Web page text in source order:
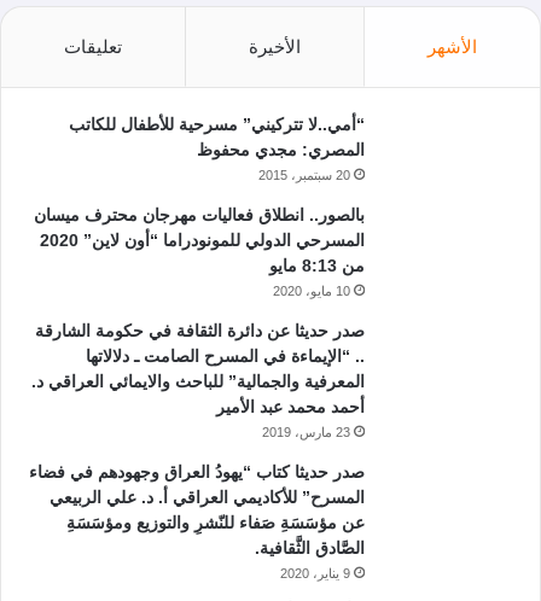
الأشهر الأخيرة تعليقات
“أمي..لا تتركيني” مسرحية للأطفال للكاتب
المصري: مجدي محفوظ
20 سبتمبر، 2015
بالصور.. انطلاق فعاليات مهرجان محترف ميسان
المسرحي الدولي للمونودراما “أون لاين” 2020
من 8:13 مايو
10 مايو، 2020
صدر حديثا عن دائرة الثقافة في حكومة الشارقة
.. “الإيماءة في المسرح الصامت ـ دلالاتها
المعرفية والجمالية” للباحث والايمائي العراقي د.
أحمد محمد عبد الأمير
23 مارس، 2019
صدر حديثا كتاب “يهودُ العراق وجهودهم في فضاء
المسرح” للأكاديمي العراقي أ. د. علي الربيعي
عن مؤسَسَةِ صَفاء للنّشرِ والتوزيع ومؤسَسَةِ
الصَّادق الثَّقافية.
9 يناير، 2020